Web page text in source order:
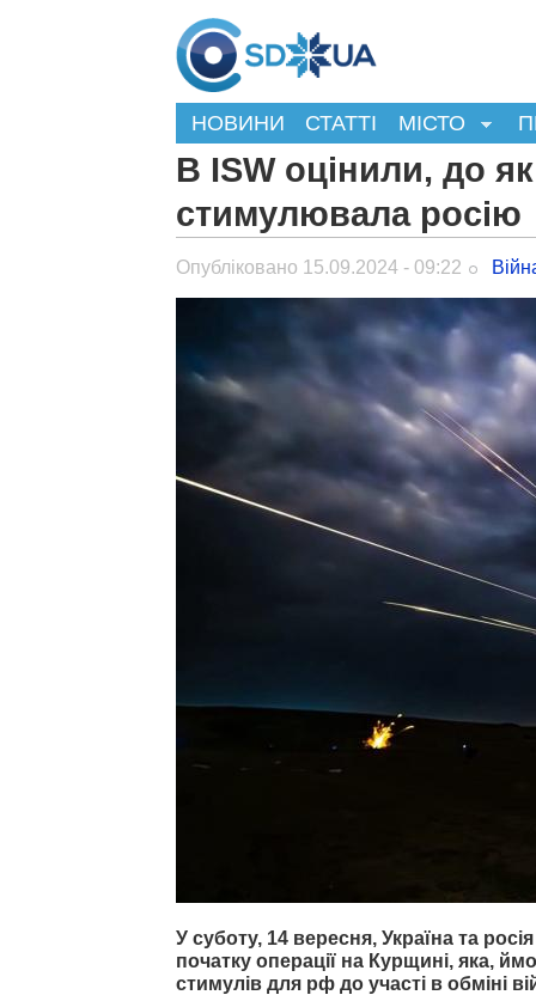
НОВИНИ СТАТТІ МІСТО
В ISW оцінили, до
стимулювала росію
Опубліковано 15.09.2024 - 09:22
У суботу, 14 вересня, Україна та
початку операції на Курщині, яка,
стимулів для рф до участі в обміні